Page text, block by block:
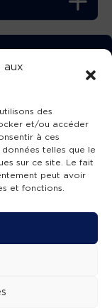
aux
des
et/ou accéder
à ces
telles que le
sur ce site. Le fait
peut avoir
et fonctions.
!